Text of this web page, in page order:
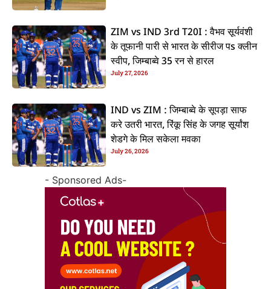
ZIM vs IND 3rd T20I : वैभव सूर्यवंशी
के तूफानी पारी से भारत के सीरीज पs क्लीन
स्वीप, जिम्बाब्वे 35 रन से हारल
July 27, 2026
IND vs ZIM : जिम्बाब्वे के सूपड़ा साफ
करे उतरी भारत, रिंकू सिंह के जगह सूर्यांश
शेडगे के मिल सकेला मवका
July 26, 2026
- Sponsored Ads-